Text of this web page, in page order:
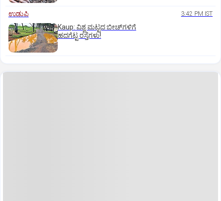
ಉಡುಪಿ 3:42 PM IST
Kaup: ವಿಶ್ವ ಮಟ್ಟದ ಬೀಚ್‌ಗಳಿಗೆ
ಹದಗೆಟ್ಟ ರಸ್ತೆಗಳು!